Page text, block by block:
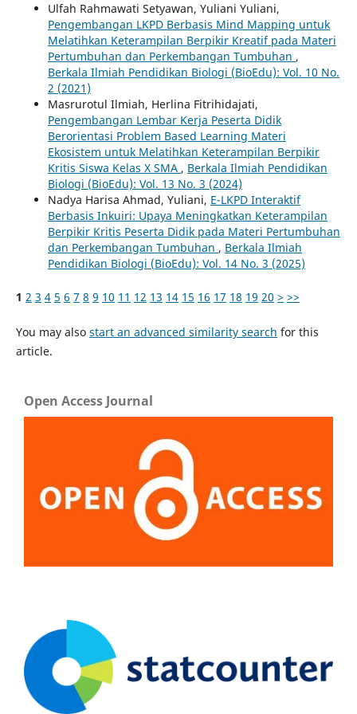
Ulfah Rahmawati Setyawan, Yuliani Yuliani,
Pengembangan LKPD Berbasis Mind Mapping untuk
Melatihkan Keterampilan Berpikir Kreatif pada Materi
Pertumbuhan dan Perkembangan Tumbuhan ,
Berkala Ilmiah Pendidikan Biologi (BioEdu): Vol. 10 No.
2 (2021)
Masrurotul Ilmiah, Herlina Fitrihidajati,
Pengembangan Lembar Kerja Peserta Didik
Berorientasi Problem Based Learning Materi
Ekosistem untuk Melatihkan Keterampilan Berpikir
Kritis Siswa Kelas X SMA , Berkala Ilmiah Pendidikan
Biologi (BioEdu): Vol. 13 No. 3 (2024)
Nadya Harisa Ahmad, Yuliani, E-LKPD Interaktif
Berbasis Inkuiri: Upaya Meningkatkan Keterampilan
Berpikir Kritis Peserta Didik pada Materi Pertumbuhan
dan Perkembangan Tumbuhan , Berkala Ilmiah
Pendidikan Biologi (BioEdu): Vol. 14 No. 3 (2025)
1 2 3 4 5 6 7 8 9 10 11 12 13 14 15 16 17 18 19 20 > >>
You may also start an advanced similarity search for this
article.
Open Access Journal